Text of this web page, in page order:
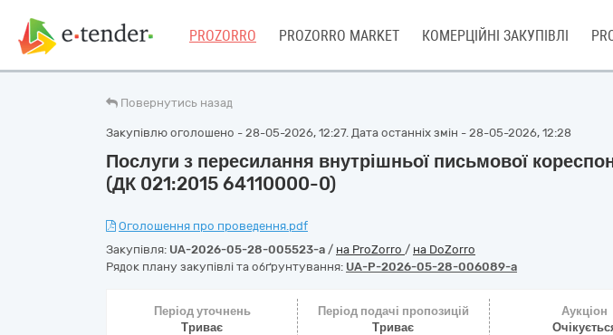
PROZORRO PROZORRO MARKET КОМЕРЦІЙНІ ЗАКУПІВЛІ
Повернутись назад
Закупівлю оголошено - 28-05-2026, 12:27. Дата останніх змін - 28-05-2026, 12:28
Послуги з пересилання внутрішньої письмової
(ДК 021:2015 64110000-0)
Оголошення про проведення.pdf
Закупівля: UA-2026-05-28-005523-a / на ProZorro / на DoZorro
Рядок плану закупівлі та обґрунтування: UA-P-2026-05-28-006089-a
Період уточнень
Триває
Період подачі пропозицій
Триває
Аукціон